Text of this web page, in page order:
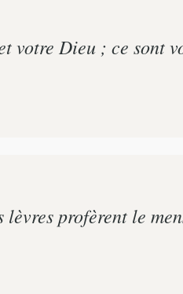
votre Dieu ; ce sont
profèrent le